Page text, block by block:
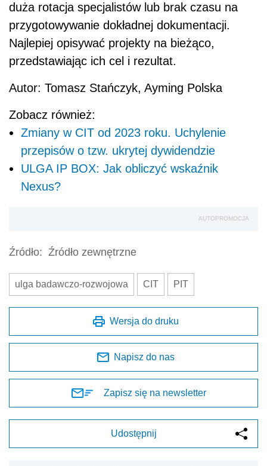
duża rotacja specjalistów lub brak czasu na
przygotowywanie dokładnej dokumentacji.
Najlepiej opisywać projekty na bieżąco,
przedstawiając ich cel i rezultat.
Autor: Tomasz Stańczyk, Ayming Polska
Zobacz również:
Zmiany w CIT od 2023 roku. Uchylenie
przepisów o tzw. ukrytej dywidendzie
ULGA IP BOX: Jak obliczyć wskaźnik
Nexus?
AUTOPROMOCJA
Źródło: Źródło zewnętrzne
ulga badawczo-rozwojowa CIT PIT
Wersja do druku
Napisz do nas
Zapisz się na newsletter
Udostępnij